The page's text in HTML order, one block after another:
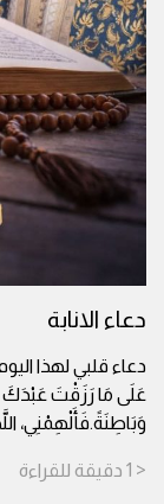
دعاء الانابة
دعاء قلبي لهذا
عَلَى مَا رَزَقْتَ عَبْدَكَ
وَبَاطِنَةً.فَأَلْهِمْنِي،
< 1 دقيقة للقراءة